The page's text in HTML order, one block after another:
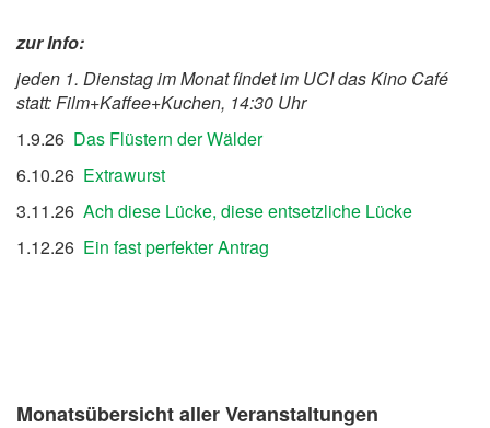
zur Info:
jeden 1. Dienstag im Monat findet im UCI das Kino Café
statt: Film+Kaffee+Kuchen, 14:30 Uhr
1.9.26 Das Flüstern der Wälder
6.10.26 Extrawurst
3.11.26 Ach diese Lücke, diese entsetzliche Lücke
1.12.26 Ein fast perfekter Antrag
Monatsübersicht aller Veranstaltungen